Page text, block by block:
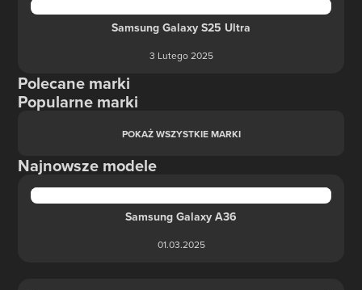
Samsung Galaxy S25 Ultra
3 Lutego 2025
Polecane marki
Popularne marki
POKAŻ WSZYSTKIE MARKI
Najnowsze modele
Samsung Galaxy A36
01.03.2025